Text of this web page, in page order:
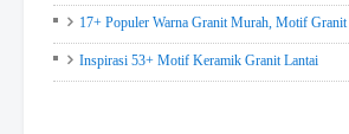
17+ Populer Warna Granit Murah, Motif Granit
Inspirasi 53+ Motif Keramik Granit Lantai